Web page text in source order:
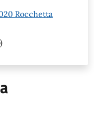
Rocchetta